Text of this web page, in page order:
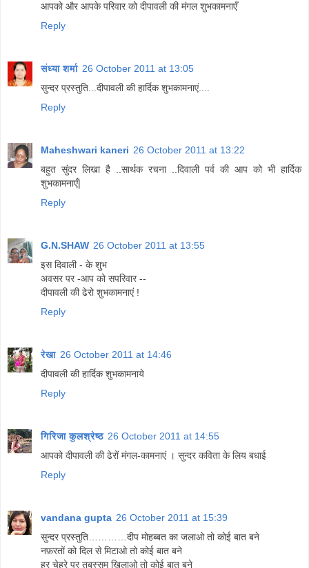
आपको और आपके परिवार को दीपावली की मंगल शुभकामनाएँ
Reply
संध्या शर्मा 26 October 2011 at 13:05
सुन्दर प्रस्तुति...दीपावली की हार्दिक शुभकामनाएं....
Reply
Maheshwari kaneri 26 October 2011 at 13:22
बहुत सुंदर लिखा है ..सार्थक रचना ..दिवाली पर्व की आप को भी हार्दिक
शुभकामनाएँ|
Reply
G.N.SHAW 26 October 2011 at 13:55
इस दिवाली - के शुभ
अवसर पर -आप को सपरिवार --
दीपावली की ढेरो शुभकामनाएं !
Reply
रेखा 26 October 2011 at 14:46
दीपावली की हार्दिक शुभकामनाये
Reply
गिरिजा कुलश्रेष्ठ 26 October 2011 at 14:55
आपको दीपावली की ढेरों मंगल-कामनाएं । सुन्दर कविता के लिय बधाई
Reply
vandana gupta 26 October 2011 at 15:39
सुन्दर प्रस्तुति…………दीप मोहब्बत का जलाओ तो कोई बात बने
नफ़रतों को दिल से मिटाओ तो कोई बात बने
हर चेहरे पर तबस्सुम खिलाओ तो कोई बात बने